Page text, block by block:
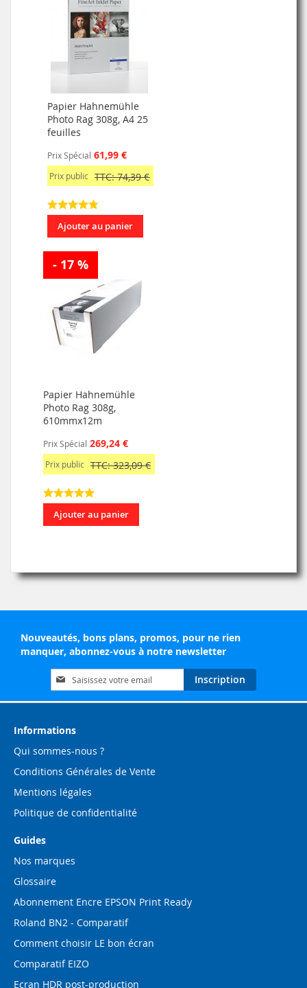
Papier Hahnemühle
Photo Rag 308g, A4 25
feuilles
Prix Spécial 61,99 €
Prix public TTC: 74,39 €
Ajouter au panier
- 17 %
Papier Hahnemühle
Photo Rag 308g,
610mmx12m
Prix Spécial 269,24 €
Prix public TTC: 323,09 €
Ajouter au panier
Nouveautés, bons plans, promos, pour ne rien
manquer, abonnez-vous à notre newsletter
Inscription
à
notre
d’information
Inscription
Informations
Qui sommes-nous ?
Conditions Générales de Vente
Mentions légales
Politique de confidentialité
Guides
Nos marques
Glossaire
Abonnement Encre EPSON Print Ready
Roland BN2 - Comparatif
Comment choisir LE bon écran
Comparatif EIZO
Ecran HDR post-production